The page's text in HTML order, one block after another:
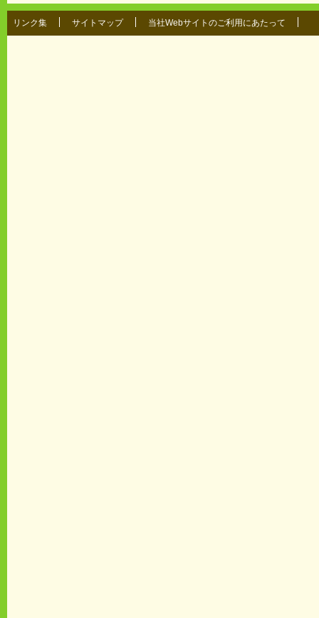
リンク集 サイトマップ 当社Webサイトのご利用にあたって